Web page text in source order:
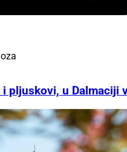
pljuskovi, u Dalmaciji